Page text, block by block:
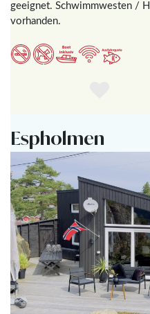
geeignet. Schwimmwesten /
vorhanden.
Espholmen